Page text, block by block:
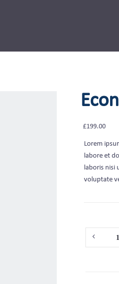
£199.00
Lorem
labore et
laboris nisi
voluptate
Quantity